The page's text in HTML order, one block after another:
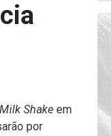
Shake em
por